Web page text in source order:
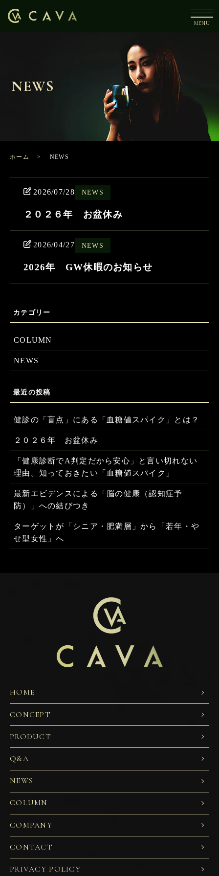
NEWS
ホーム NEWS
2026/07/28 NEWS
２０２６年 お盆休み
2026/04/27 NEWS
2026年 GW休暇のお知らせ
COLUMN
NEWS
健診の「盲点」にある「血糖値スパイク」とは？
２０２６年 お盆休み
「健康診断でA判定だから安心」と言い切れない
理由。知っておきたい「血糖値スパイク」
最新エビデンスによる「脳の健康（認知症予
防）」への結びつき
ターゲットが「シニア・肥満層」から「若年・や
せ型女性」へ
HOME
CONCEPT
PRODUCT
Q&A
NEWS
COLUMN
COMPANY
CONTACT
PRIVACY POLICY